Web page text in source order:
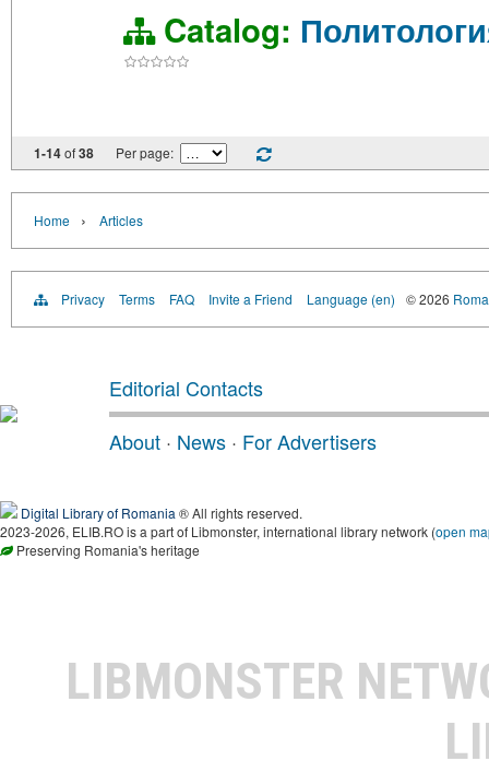
Catalog:
1-14of38 Per page:
Home › Articles
Privacy Terms FAQ Invite a Friend Language (en) © 2026
Editorial Contacts
About · News · For Advertisers
Digital Library of Romania ® All rights reserved.
2023-2026, ELIB.RO is a part of Libmonster, international library network (open
Preserving Romania's heritage
LIBMONSTER